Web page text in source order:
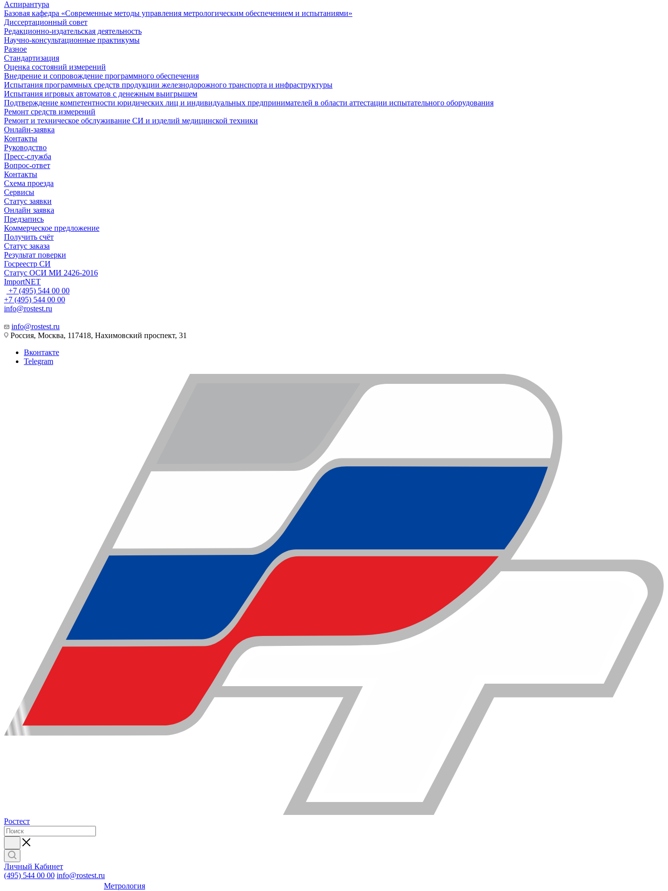
Аспирантура
Базовая кафедра «Современные методы управления метрологическим обеспечением и испытаниями»
Диссертационный совет
Редакционно-издательская деятельность
Научно-консультационные практикумы
Разное
Стандартизация
Оценка состояний измерений
Внедрение и сопровождение программного обеспечения
Испытания программных средств продукции железнодорожного транспорта и инфраструктуры
Испытания игровых автоматов с денежным выигрышем
Подтверждение компетентности юридических лиц и индивидуальных предпринимателей в области аттестации испытательного оборудования
Ремонт средств измерений
Ремонт и техническое обслуживание СИ и изделий медицинской техники
Онлайн-заявка
Контакты
Руководство
Пресс-служба
Вопрос-ответ
Контакты
Схема проезда
Сервисы
Статус заявки
Онлайн заявка
Предзапись
Коммерческое предложение
Получить счёт
Статус заказа
Результат поверки
Госреестр СИ
Статус ОСИ МИ 2426-2016
ImportNET
+7 (495) 544 00 00
+7 (495) 544 00 00
info@rostest.ru
info@rostest.ru
Россия, Москва, 117418, Нахимовский проспект, 31
Вконтакте
Telegram
Ростест
Личный Кабинет
(495) 544 00 00 info@rostest.ru
Метрология